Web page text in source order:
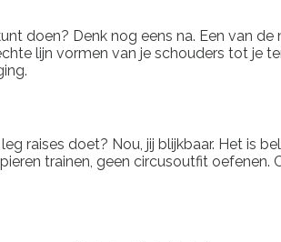
doen? Denk nog eens na. Een van
lijn vormen van je schouders tot je
raises doet? Nou, jij blijkbaar. Het is
trainen, geen circusoutfit